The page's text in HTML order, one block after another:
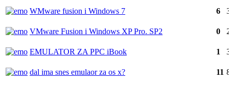
WMware fusion i Windows 7 6
VMware Fusion i Windows XP Pro. SP2 0
EMULATOR ZA PPC iBook 1
dal ima snes emulaor za os x? 11